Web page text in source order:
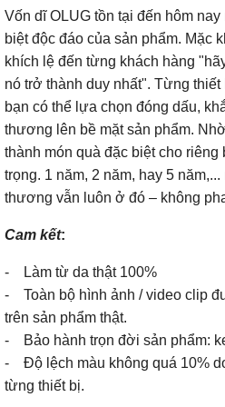
Vốn dĩ OLUG tồn tại đến hôm
biệt độc đáo của sản phẩm. Mặc
khích lệ đến từng khách hàng
nó trở thành duy nhất". Từng
bạn có thể lựa chọn đóng dấu,
thương lên bề mặt sản phẩm.
thành món quà đặc biệt cho
trọng. 1 năm, 2 năm, hay 5
thương vẫn luôn ở đó – không
Cam kết:
- Làm từ da thật 100%
- Toàn bộ hình ảnh / video clip
trên sản phẩm thật.
- Bảo hành trọn đời sản phẩm:
- Độ lệch màu không quá 10%
từng thiết bị.